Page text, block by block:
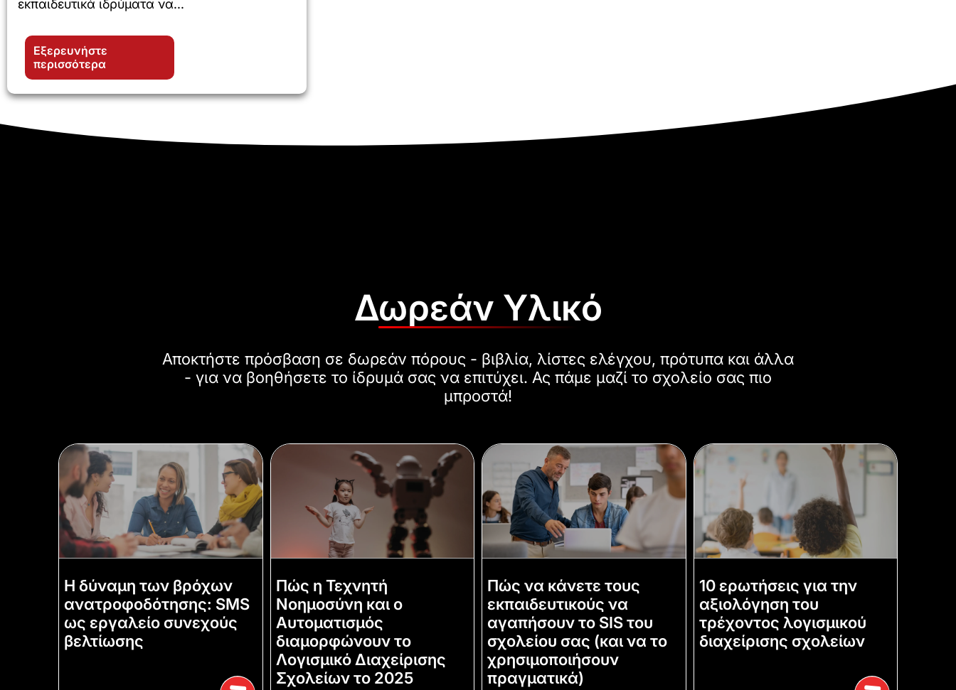
εκπαιδευτικά ιδρύματα να...
Εξερευνήστε
περισσότερα
Δωρεάν Υλικό
Αποκτήστε πρόσβαση σε δωρεάν πόρους - βιβλία, λίστες ελέγχου, πρότυπα και άλλα
- για να βοηθήσετε το ίδρυμά σας να επιτύχει. Ας πάμε μαζί το σχολείο σας πιο
μπροστά!
Η δύναμη των βρόχων
ανατροφοδότησης: SMS
ως εργαλείο συνεχούς
βελτίωσης
Πώς η Τεχνητή
Νοημοσύνη και ο
Αυτοματισμός
διαμορφώνουν το
Λογισμικό Διαχείρισης
Σχολείων το 2025
Πώς να κάνετε τους
εκπαιδευτικούς να
αγαπήσουν το SIS του
σχολείου σας (και να το
χρησιμοποιήσουν
πραγματικά)
10 ερωτήσεις για την
αξιολόγηση του
τρέχοντος λογισμικού
διαχείρισης σχολείων